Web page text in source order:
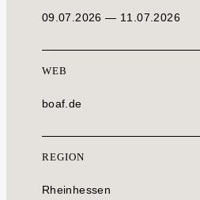
09.07.2026 — 11.07.2026
WEB
boaf.de
REGION
Rheinhessen